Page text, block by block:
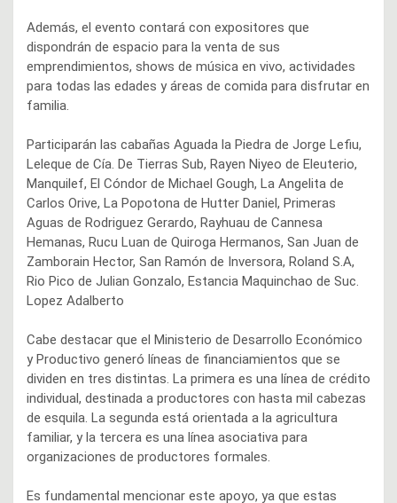
Además, el evento contará con expositores que
dispondrán de espacio para la venta de sus
emprendimientos, shows de música en vivo, actividades
para todas las edades y áreas de comida para disfrutar en
familia.
Participarán las cabañas Aguada la Piedra de Jorge Lefiu,
Leleque de Cía. De Tierras Sub, Rayen Niyeo de Eleuterio,
Manquilef, El Cóndor de Michael Gough, La Angelita de
Carlos Orive, La Popotona de Hutter Daniel, Primeras
Aguas de Rodriguez Gerardo, Rayhuau de Cannesa
Hemanas, Rucu Luan de Quiroga Hermanos, San Juan de
Zamborain Hector, San Ramón de Inversora, Roland S.A,
Rio Pico de Julian Gonzalo, Estancia Maquinchao de Suc.
Lopez Adalberto
Cabe destacar que el Ministerio de Desarrollo Económico
y Productivo generó líneas de financiamientos que se
dividen en tres distintas. La primera es una línea de crédito
individual, destinada a productores con hasta mil cabezas
de esquila. La segunda está orientada a la agricultura
familiar, y la tercera es una línea asociativa para
organizaciones de productores formales.
Es fundamental mencionar este apoyo, ya que estas